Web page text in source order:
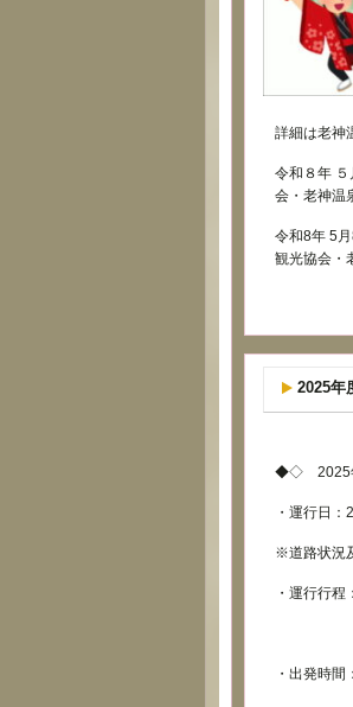
詳細は老神
令和８年
会・老神温
令和8年 5
観光協会・
2025年
◆◇ 2025
・運行日
※道路状況
・運行行
復路…鳩
・出発時